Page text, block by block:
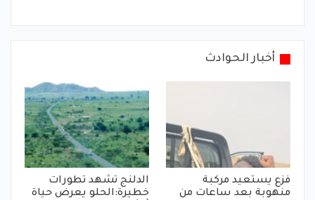
أخبار الحوادث
فزع يستعيد مركبة
منهوبة بعد ساعات من
الدلنج تشهد تطورات
خطيرة:الحلو يعرض حياة